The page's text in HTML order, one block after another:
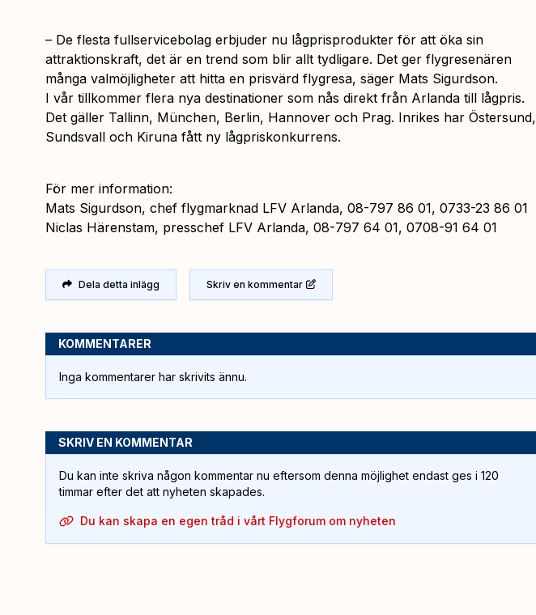
– De flesta fullservicebolag erbjuder nu lågprisprodukter för att öka sin
attraktionskraft, det är en trend som blir allt tydligare. Det ger flygresenären
många valmöjligheter att hitta en prisvärd flygresa, säger Mats Sigurdson.
I vår tillkommer flera nya destinationer som nås direkt från Arlanda till lågpris.
Det gäller Tallinn, München, Berlin, Hannover och Prag. Inrikes har Östersund,
Sundsvall och Kiruna fått ny lågpriskonkurrens.
För mer information:
Mats Sigurdson, chef flygmarknad LFV Arlanda, 08-797 86 01, 0733-23 86 01
Niclas Härenstam, presschef LFV Arlanda, 08-797 64 01, 0708-91 64 01
Dela detta inlägg Skriv en kommentar
KOMMENTARER
Inga kommentarer har skrivits ännu.
SKRIV EN KOMMENTAR
Du kan inte skriva någon kommentar nu eftersom denna möjlighet endast ges i 120
timmar efter det att nyheten skapades.
Du kan skapa en egen tråd i vårt Flygforum om nyheten